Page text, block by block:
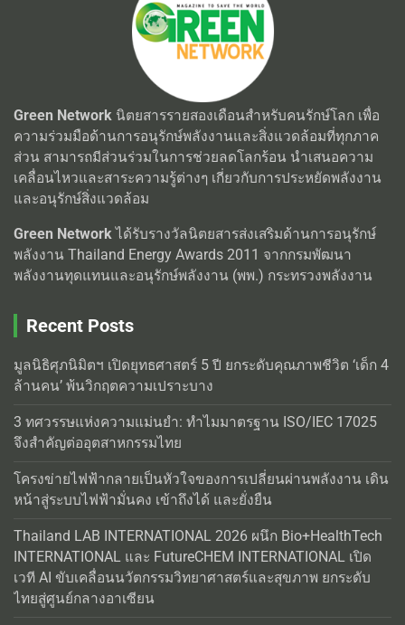
Green Network นิตยสารรายสองเดือนสำหรับคนรักษ์โลก เพื่อ
ความร่วมมือด้านการอนุรักษ์พลังงานและสิ่งแวดล้อมที่ทุกภาค
ส่วน สามารถมีส่วนร่วมในการช่วยลดโลกร้อน นำเสนอความ
เคลื่อนไหวและสาระความรู้ต่างๆ เกี่ยวกับการประหยัดพลังงาน
และอนุรักษ์สิ่งแวดล้อม
Green Networkได้รับรางวัลนิตยสารส่งเสริมด้านการอนุรักษ์
พลังงาน Thailand Energy Awards 2011 จากกรมพัฒนา
พลังงานทุดแทนและอนุรักษ์พลังงาน (พพ.) กระทรวงพลังงาน
Recent Posts
มูลนิธิศุภนิมิตฯ เปิดยุทธศาสตร์ 5 ปี ยกระดับคุณภาพชีวิต ‘เด็ก 4
ล้านคน’ พ้นวิกฤตความเปราะบาง
3 ทศวรรษแห่งความแม่นยำ: ทำไมมาตรฐาน ISO/IEC 17025
จึงสำคัญต่ออุตสาหกรรมไทย
โครงข่ายไฟฟ้ากลายเป็นหัวใจของการเปลี่ยนผ่านพลังงาน เดิน
หน้าสู่ระบบไฟฟ้ามั่นคง เข้าถึงได้ และยั่งยืน
Thailand LAB INTERNATIONAL 2026 ผนึก Bio+HealthTech
INTERNATIONAL และ FutureCHEM INTERNATIONAL เปิด
เวที AI ขับเคลื่อนนวัตกรรมวิทยาศาสตร์และสุขภาพ ยกระดับ
ไทยสู่ศูนย์กลางอาเซียน